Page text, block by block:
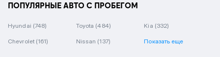
ПОПУЛЯРНЫЕ АВТО С ПРОБЕГОМ
Hyundai (748) Toyota (484) Kia (332)
Chevrolet (161) Nissan (137) Показать еще